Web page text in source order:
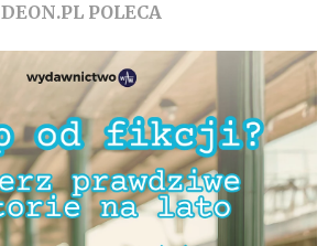
DEON.PL POLECA